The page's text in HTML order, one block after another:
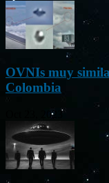
OVNIs muy
Colombia
Oct 23, 2023